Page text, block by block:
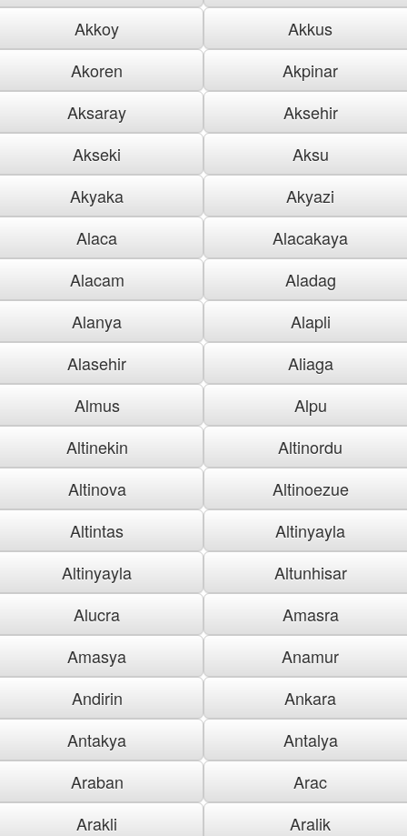
Akkoy
Akkus
Akoren
Akpinar
Aksaray
Aksehir
Akseki
Aksu
Akyaka
Akyazi
Alaca
Alacakaya
Alacam
Aladag
Alanya
Alapli
Alasehir
Aliaga
Almus
Alpu
Altinekin
Altinordu
Altinova
Altinoezue
Altintas
Altinyayla
Altinyayla
Altunhisar
Alucra
Amasra
Amasya
Anamur
Andirin
Ankara
Antakya
Antalya
Araban
Arac
Arakli
Aralik